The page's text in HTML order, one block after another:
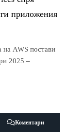
приложения
на AWS постави
2025 –
Коментари